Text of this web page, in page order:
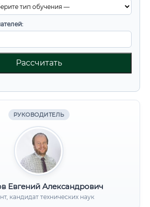
Рассчитать
РУКОВОДИТЕЛЬ
Евгений Александрович
кандидат технических наук